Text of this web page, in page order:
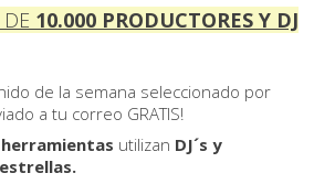
10 . 000 PRODUCTORES Y DJ
de la semana seleccionado por
a tu correo GRATIS!
herramientas utilizan DJ´s y